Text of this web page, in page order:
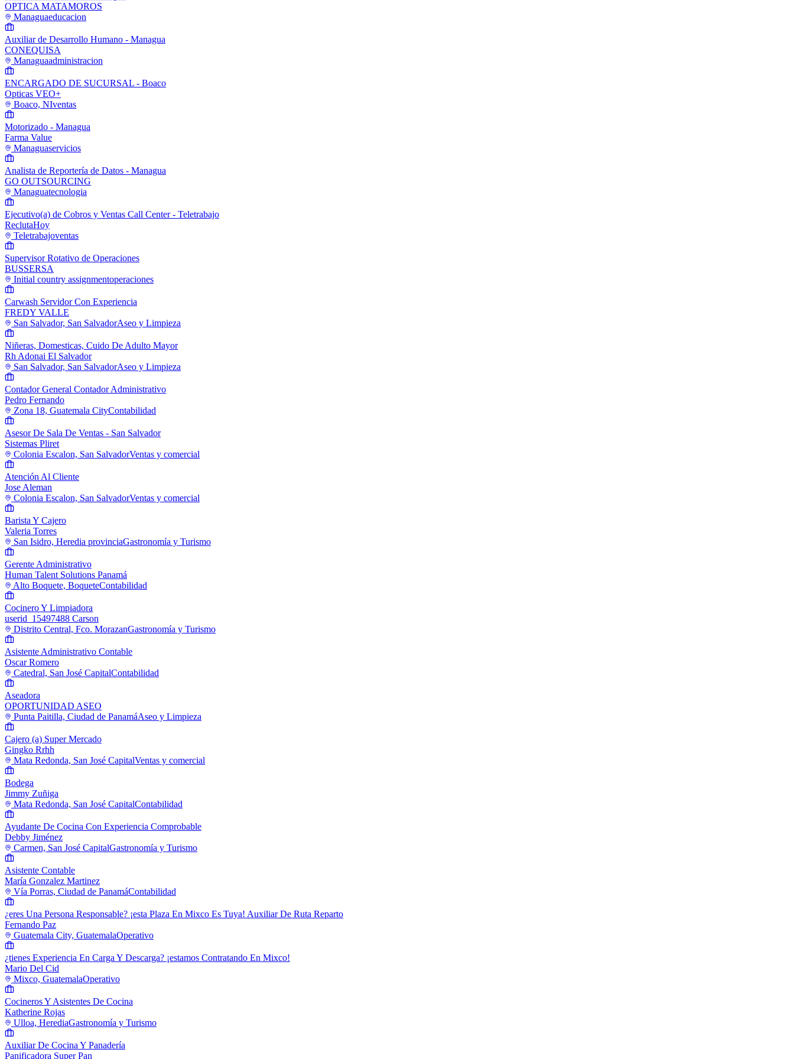
OPTICA MATAMOROS
Managuaeducacion
Auxiliar de Desarrollo Humano - Managua
CONEQUISA
Managuaadministracion
ENCARGADO DE SUCURSAL - Boaco
Opticas VEO+
Boaco, NIventas
Motorizado - Managua
Farma Value
Managuaservicios
Analista de Reportería de Datos - Managua
GO OUTSOURCING
Managuatecnologia
Ejecutivo(a) de Cobros y Ventas Call Center - Teletrabajo
ReclutaHoy
Teletrabajoventas
Supervisor Rotativo de Operaciones
BUSSERSA
Initial country assignmentoperaciones
Carwash Servidor Con Experiencia
FREDY VALLE
San Salvador, San SalvadorAseo y Limpieza
Niñeras, Domesticas, Cuido De Adulto Mayor
Rh Adonai El Salvador
San Salvador, San SalvadorAseo y Limpieza
Contador General Contador Administrativo
Pedro Fernando
Zona 18, Guatemala CityContabilidad
Asesor De Sala De Ventas - San Salvador
Sistemas Pliret
Colonia Escalon, San SalvadorVentas y comercial
Atención Al Cliente
Jose Aleman
Colonia Escalon, San SalvadorVentas y comercial
Barista Y Cajero
Valeria Torres
San Isidro, Heredia provinciaGastronomía y Turismo
Gerente Administrativo
Human Talent Solutions Panamá
Alto Boquete, BoqueteContabilidad
Cocinero Y Limpiadora
userid_15497488 Carson
Distrito Central, Fco. MorazanGastronomía y Turismo
Asistente Administrativo Contable
Oscar Romero
Catedral, San José CapitalContabilidad
Aseadora
OPORTUNIDAD ASEO
Punta Paitilla, Ciudad de PanamáAseo y Limpieza
Cajero (a) Super Mercado
Gingko Rrhh
Mata Redonda, San José CapitalVentas y comercial
Bodega
Jimmy Zuñiga
Mata Redonda, San José CapitalContabilidad
Ayudante De Cocina Con Experiencia Comprobable
Debby Jiménez
Carmen, San José CapitalGastronomía y Turismo
Asistente Contable
María Gonzalez Martinez
Vía Porras, Ciudad de PanamáContabilidad
¿eres Una Persona Responsable? ¡esta Plaza En Mixco Es Tuya! Auxiliar De Ruta Reparto
Fernando Paz
Guatemala City, GuatemalaOperativo
¿tienes Experiencia En Carga Y Descarga? ¡estamos Contratando En Mixco!
Mario Del Cid
Mixco, GuatemalaOperativo
Cocineros Y Asistentes De Cocina
Katherine Rojas
Ulloa, HerediaGastronomía y Turismo
Auxiliar De Cocina Y Panadería
Panificadora Super Pan